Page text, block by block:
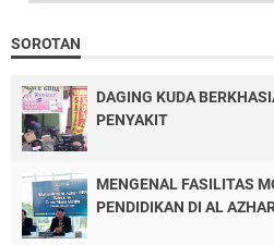
SOROTAN
DAGING KUDA
PENYAKIT
MENGENAL FASILITAS
PENDIDIKAN DI AL